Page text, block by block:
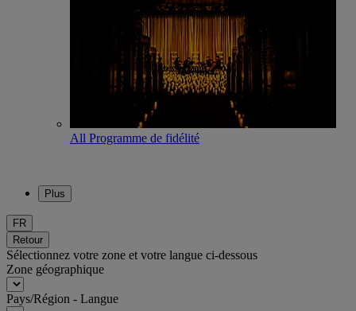
All Programme de fidélité
Plus
FR
Retour
Sélectionnez votre zone et votre langue ci-dessous
Zone géographique
Pays/Région - Langue